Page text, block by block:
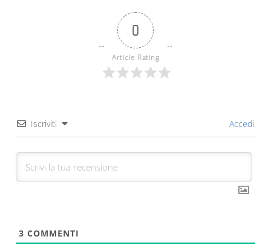
0
Article Rating
Iscriviti Accedi
3 COMMENTI